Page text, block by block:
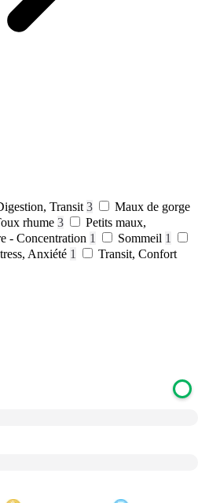
Transit 3
Maux de gorge
rhume 3
Petits maux,
- Concentration 1 Sommeil 1
Anxiété 1
Transit, Confort